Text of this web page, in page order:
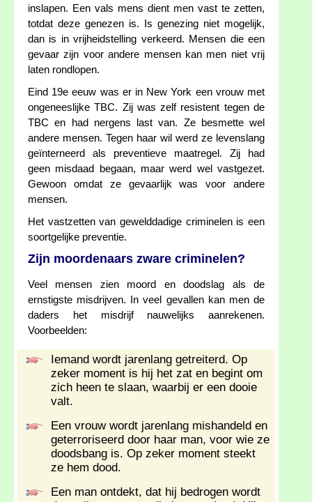
inslapen. Een vals mens dient men vast te zetten,
totdat deze genezen is. Is genezing niet mogelijk,
dan is in vrijheidstelling verkeerd. Mensen die een
gevaar zijn voor andere mensen kan men niet vrij
laten rondlopen.
Eind 19e eeuw was er in New York een vrouw met
ongeneeslijke TBC. Zij was zelf resistent tegen de
TBC en had nergens last van. Ze besmette wel
andere mensen. Tegen haar wil werd ze levenslang
geïnterneerd als preventieve maatregel. Zij had
geen misdaad begaan, maar werd wel vastgezet.
Gewoon omdat ze gevaarlijk was voor andere
mensen.
Het vastzetten van gewelddadige criminelen is een
soortgelijke preventie.
Zijn moordenaars zware criminelen?
Veel mensen zien moord en doodslag als de
ernstigste misdrijven. In veel gevallen kan men de
daders het misdrijf nauwelijks aanrekenen.
Voorbeelden:
Iemand wordt jarenlang getreiterd. Op
zeker moment is hij het zat en begint om
zich heen te slaan, waarbij er een dooie
valt.
Een vrouw wordt jarenlang mishandeld en
geterroriseerd door haar man, voor wie ze
doodsbang is. Op zeker moment steekt
ze hem dood.
Een man ontdekt, dat hij bedrogen wordt